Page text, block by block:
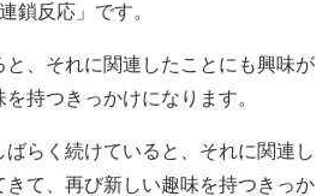
鎖反応」です。
と、それに関連したことにも興味が
持つきっかけになります。
らく続けていると、それに関連し
きて、再び新しい趣味を持つきっか